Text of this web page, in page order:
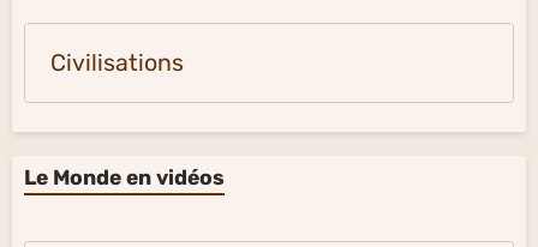
Civilisations
Le Monde en vidéos